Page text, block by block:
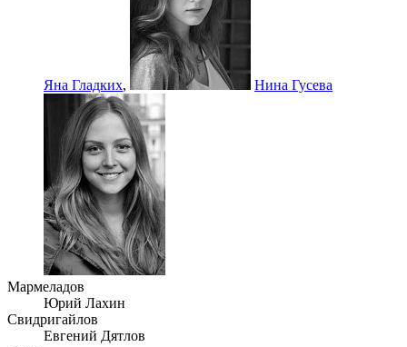
Яна Гладких, Нина Гусева
Мармеладов
Юрий Лахин
Свидригайлов
Евгений Дятлов